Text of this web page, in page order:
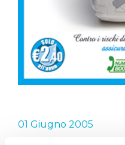
01 Giugno 2005